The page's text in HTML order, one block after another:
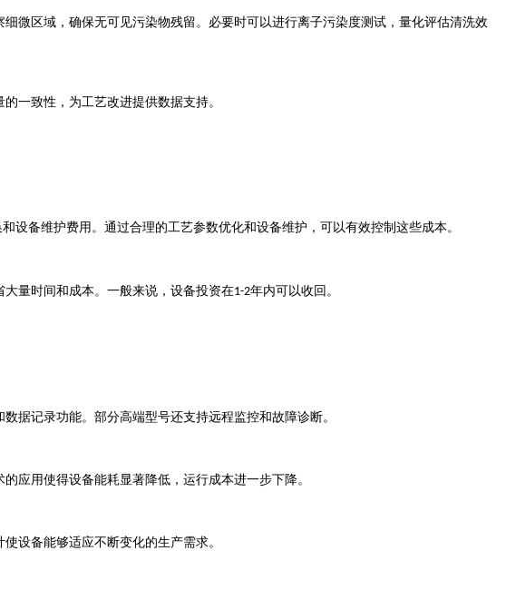
微区域，确保无可见污染物残留。必要时可以进行离子污染度测试，量化评估清洗效
一致性，为工艺改进提供数据支持。
备维护费用。通过合理的工艺参数优化和设备维护，可以有效控制这些成本。
量时间和成本。一般来说，设备投资在1-2年内可以收回。
据记录功能。部分高端型号还支持远程监控和故障诊断。
应用使得设备能耗显著降低，运行成本进一步下降。
设备能够适应不断变化的生产需求。